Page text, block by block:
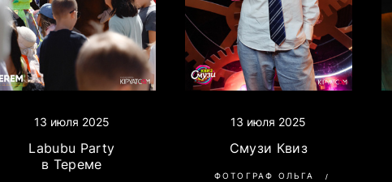
13 июля 2025
Labubu Party
в Тереме
13 июля 2025
Смузи Квиз
ФОТОГРАФ ОЛЬГА